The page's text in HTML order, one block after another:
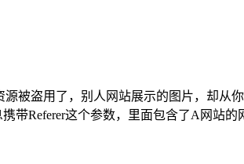
被盗用了，别人网站展示的图片，却从
Referer这个参数，里面包含了A网站